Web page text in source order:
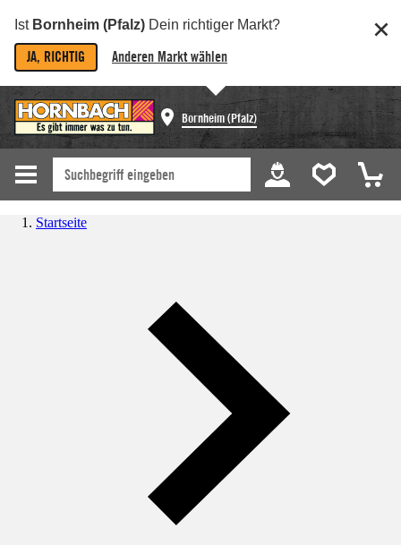
Ist Bornheim (Pfalz) Dein richtiger Markt?
JA, RICHTIG Anderen Markt wählen
Bornheim (Pfalz)
Startseite